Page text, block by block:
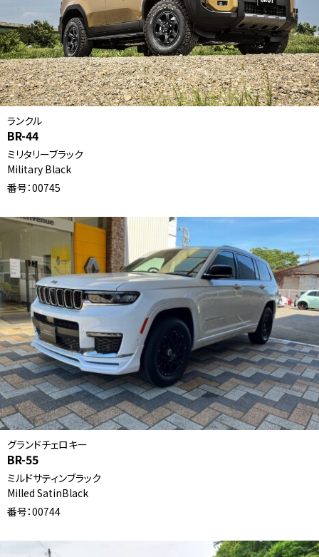
ランクル
BR-44
ミリタリーブラック
Military Black
番号：00745
グランドチェロキー
BR-55
ミルドサティンブラック
Milled SatinBlack
番号：00744